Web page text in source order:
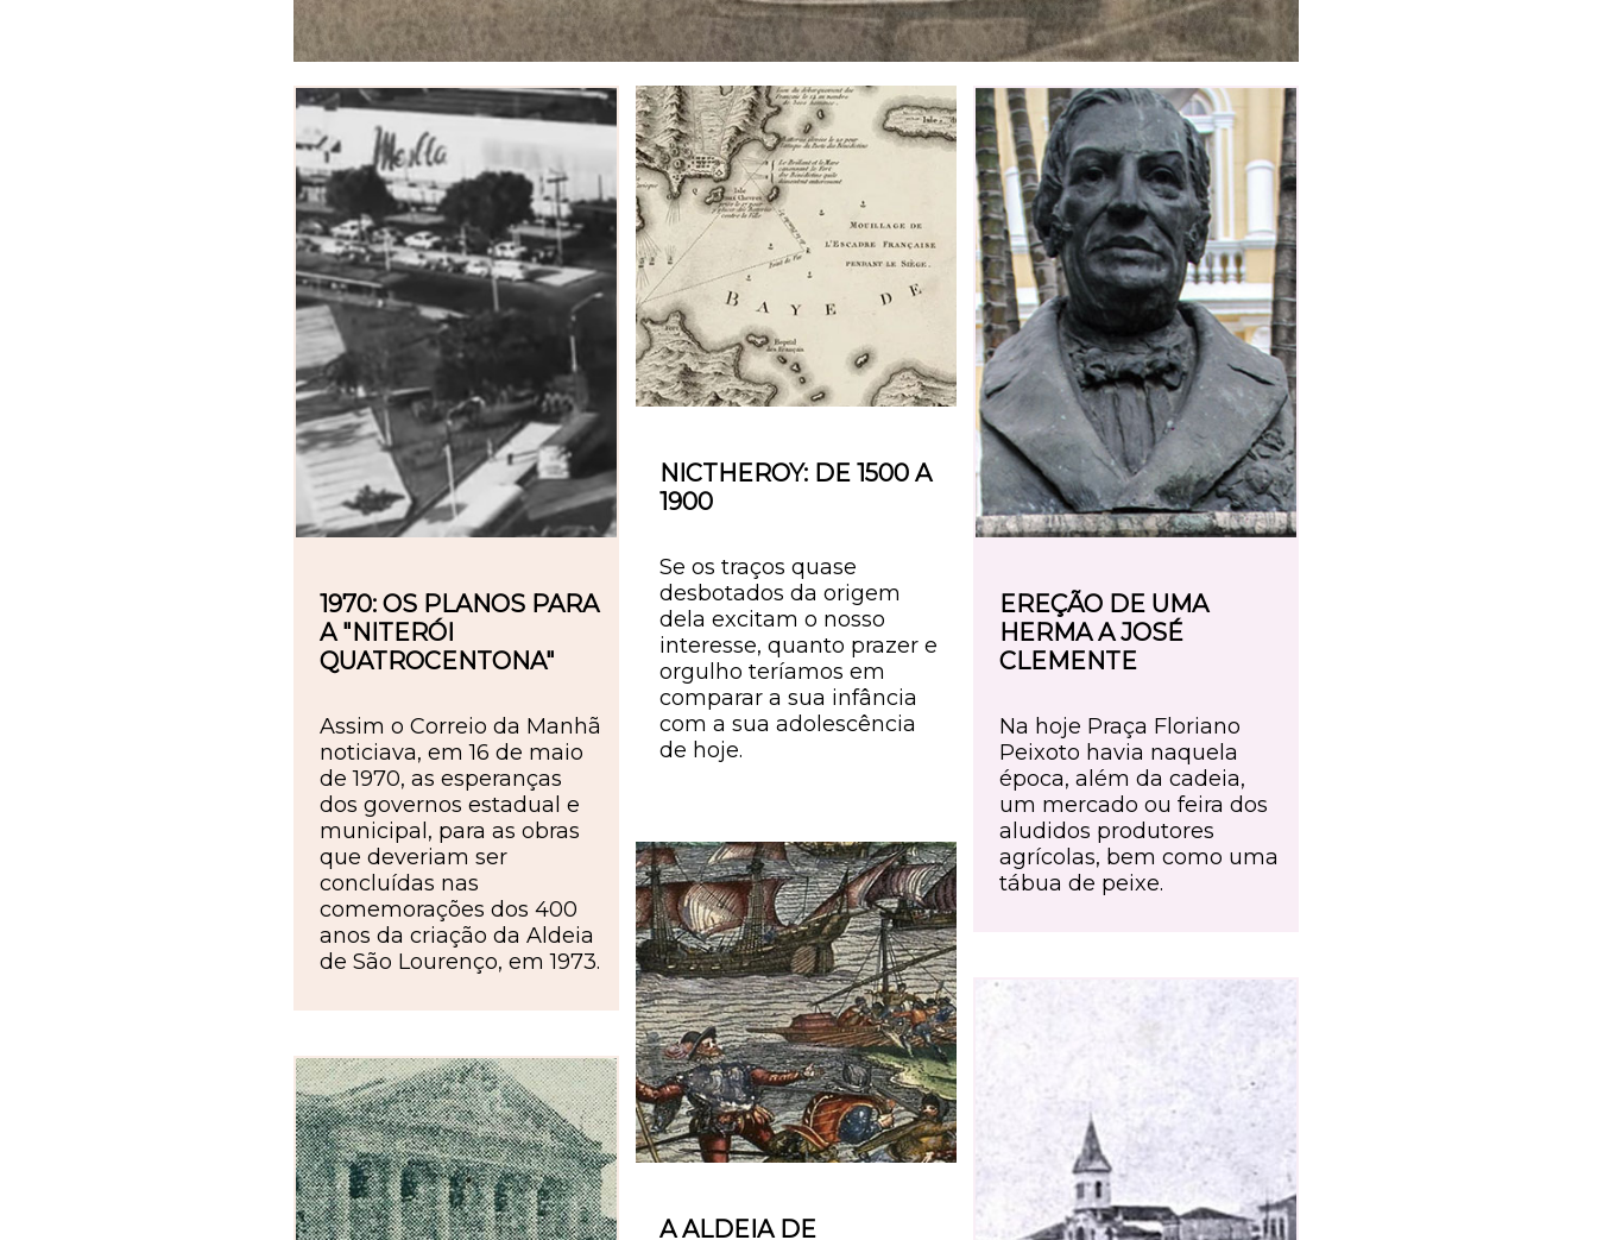
1970: OS PLANOS PARA
A "NITERÓI
QUATROCENTONA"
Assim o Correio da Manhã
noticiava, em 16 de maio
de 1970, as esperanças
dos governos estadual e
municipal, para as obras
que deveriam ser
concluídas nas
comemorações dos 400
anos da criação da Aldeia
de São Lourenço, em 1973.
NICTHEROY: DE 1500 A
1900
Se os traços quase
desbotados da origem
dela excitam o nosso
interesse, quanto prazer e
orgulho teríamos em
comparar a sua infância
com a sua adolescência
de hoje.
A ALDEIA DE
EREÇÃO DE UMA
HERMA A JOSÉ
CLEMENTE
Na hoje Praça Floriano
Peixoto havia naquela
época, além da cadeia,
um mercado ou feira dos
aludidos produtores
agrícolas, bem como uma
tábua de peixe.